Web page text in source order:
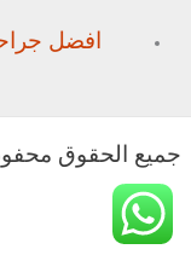
افضل
جميع الحقوق محفوظة © 2026 المرشد